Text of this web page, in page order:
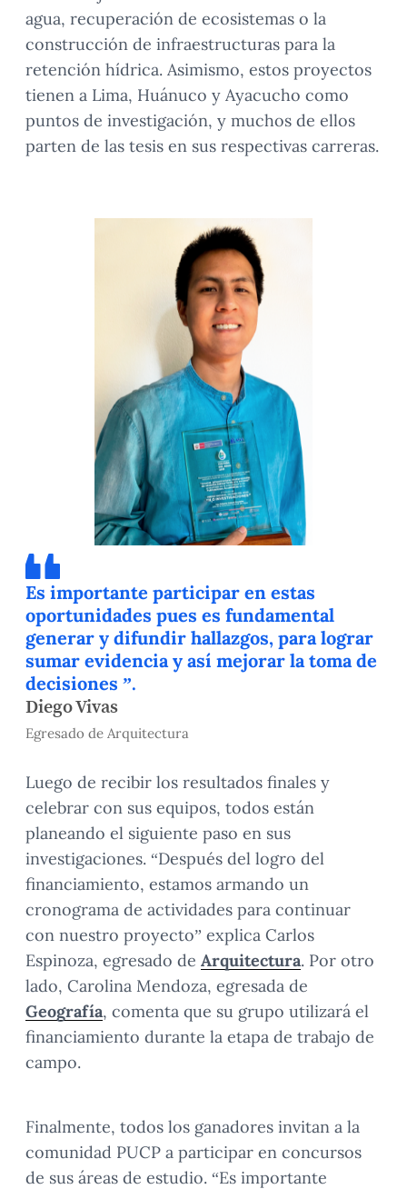
agua, recuperación de ecosistemas o la
construcción de infraestructuras para la
retención hídrica. Asimismo, estos proyectos
tienen a Lima, Huánuco y Ayacucho como
puntos de investigación, y muchos de ellos
parten de las tesis en sus respectivas carreras.
Es importante participar en estas
oportunidades pues es fundamental
generar y difundir hallazgos, para lograr
sumar evidencia y así mejorar la toma de
decisiones ”.
Diego Vivas
Egresado de Arquitectura
Luego de recibir los resultados finales y
celebrar con sus equipos, todos están
planeando el siguiente paso en sus
investigaciones. “Después del logro del
financiamiento, estamos armando un
cronograma de actividades para continuar
con nuestro proyecto” explica Carlos
Espinoza, egresado de Arquitectura. Por otro
lado, Carolina Mendoza, egresada de
Geografía, comenta que su grupo utilizará el
financiamiento durante la etapa de trabajo de
campo.
Finalmente, todos los ganadores invitan a la
comunidad PUCP a participar en concursos
de sus áreas de estudio. “Es importante